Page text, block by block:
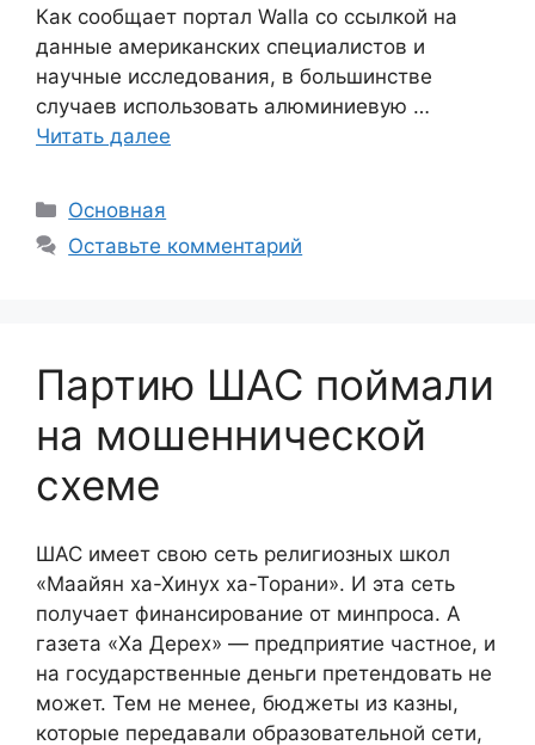
Как сообщает портал Walla со ссылкой на
данные американских специалистов и
научные исследования, в большинстве
случаев использовать алюминиевую …
Читать далее
Рубрики
Основная
Оставьте комментарий
Партию ШАС поймали
на мошеннической
схеме
ШАС имеет свою сеть религиозных школ
«Маайян ха-Хинух ха-Торани». И эта сеть
получает финансирование от минпроса. А
газета «Ха Дерех» — предприятие частное, и
на государственные деньги претендовать не
может. Тем не менее, бюджеты из казны,
которые передавали образовательной сети,